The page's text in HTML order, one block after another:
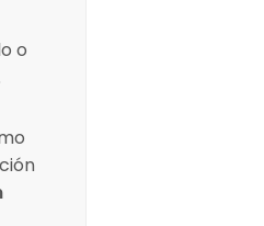
o